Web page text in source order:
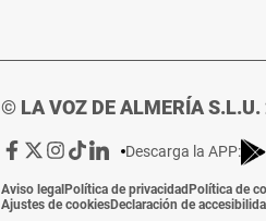
© LA VOZ DE ALMERÍA S.L.U.
Ir
Facebook
Ir
X
Ir
Instagram
Ir
TikTok
Ir
Linkedin
Descarga la APP:
Aviso legalPolítica de privacidadPolítica de
Ajustes de cookiesDeclaración de